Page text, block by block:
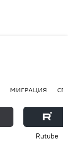
МИГРАЦИЯ
Rutube